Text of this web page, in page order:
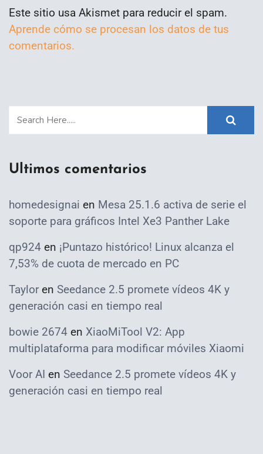
Este sitio usa Akismet para reducir el spam.
Aprende cómo se procesan los datos de tus
comentarios.
Ultimos comentarios
homedesignai en Mesa 25.1.6 activa de serie el
soporte para gráficos Intel Xe3 Panther Lake
qp924 en ¡Puntazo histórico! Linux alcanza el
7,53% de cuota de mercado en PC
Taylor en Seedance 2.5 promete vídeos 4K y
generación casi en tiempo real
bowie 2674 en XiaoMiTool V2: App
multiplataforma para modificar móviles Xiaomi
Voor AI en Seedance 2.5 promete vídeos 4K y
generación casi en tiempo real